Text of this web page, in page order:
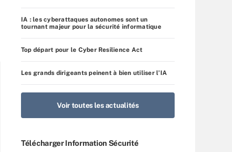
IA : les cyberattaques autonomes sont un
tournant majeur pour la sécurité informatique
Top départ pour le Cyber Resilience Act
Les grands dirigeants peinent à bien utiliser l’IA
Voir toutes les actualités
Télécharger Information Sécurité